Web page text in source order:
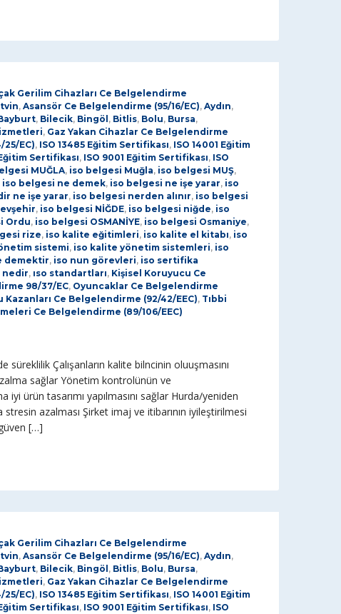
Gerilim Cihazları Ce Belgelendirme
, Asansör Ce Belgelendirme (95/16/EC), Aydın,
, Bilecik, Bingöl , Bitlis, Bolu, Bursa,
, Gaz Yakan Cihazlar Ce Belgelendirme
EC), ISO 13485 Eğitim Sertifikası, ISO 14001 Eğitim
Sertifikası, ISO 9001 Eğitim Sertifikası, ISO
MUĞLA, iso belgesi Muğla, iso belgesi MUŞ,
iso belgesi ne demek, iso belgesi ne işe yarar, iso
ne işe yarar, iso belgesi nerden alınır, iso belgesi
, iso belgesi NİĞDE, iso belgesi niğde, iso
Ordu, iso belgesi OSMANİYE, iso belgesi Osmaniye,
rize, iso kalite eğitimleri, iso kalite el kitabı, iso
sistemi, iso kalite yönetim sistemleri, iso
demektir, iso nun görevleri, iso sertifika
nedir, ıso standartları, Kişisel Koruyucu Ce
98/37/EC, Oyuncaklar Ce Belgelendirme
Kazanları Ce Belgelendirme (92/42/EEC), Tıbbi
Ce Belgelendirme (89/106/EEC)
süreklilik Çalışanların kalite bilncinin oluuşmasını
sağlar Yönetim kontrolünün ve
ürün tasarımı yapılmasını sağlar Hurda/yeniden
azalması Şirket imaj ve itibarının iyileştirilmesi
[…]
Gerilim Cihazları Ce Belgelendirme
, Asansör Ce Belgelendirme (95/16/EC), Aydın,
, Bilecik, Bingöl , Bitlis, Bolu, Bursa,
, Gaz Yakan Cihazlar Ce Belgelendirme
EC), ISO 13485 Eğitim Sertifikası, ISO 14001 Eğitim
Sertifikası, ISO 9001 Eğitim Sertifikası, ISO